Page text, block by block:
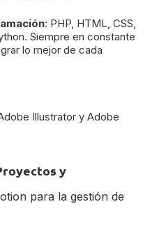
: PHP, HTML, CSS,
Siempre en constante
lo mejor de cada
Illustrator y Adobe
y
para la gestión de